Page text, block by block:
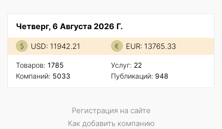
Четверг, 6 Августа 2026 Г.
USD: 11942.21 EUR: 13765.33
Товаров: 1785
Компаний: 5033
Услуг: 22
Публикаций: 948
Регистрация на сайте
Как добавить компанию